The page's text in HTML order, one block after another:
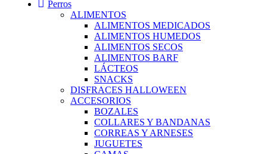
Perros
ALIMENTOS
ALIMENTOS MEDICADOS
ALIMENTOS HUMEDOS
ALIMENTOS SECOS
ALIMENTOS BARF
LÁCTEOS
SNACKS
DISFRACES HALLOWEEN
ACCESORIOS
BOZALES
COLLARES Y BANDANAS
CORREAS Y ARNESES
JUGUETES